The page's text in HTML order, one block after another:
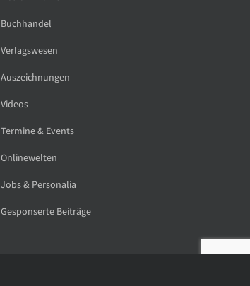
Buchhandel
Verlagswesen
Auszeichnungen
Videos
Termine & Events
Onlinewelten
Jobs & Personalia
Gesponserte Beiträge